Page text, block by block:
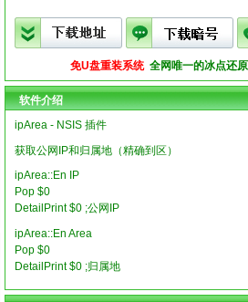
免U盘重装系统 全网唯一的冰点还
软件介绍
ipArea - NSIS 插件
获取公网IP和归属地（精确到区）
ipArea::En IP
Pop $0
DetailPrint $0 ;公网IP
ipArea::En Area
Pop $0
DetailPrint $0 ;归属地